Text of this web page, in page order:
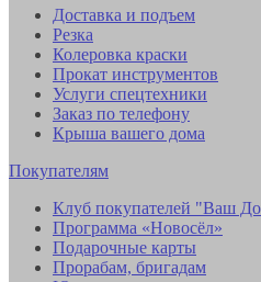
Доставка и подъем
Резка
Колеровка краски
Прокат инструментов
Услуги спецтехники
Заказ по телефону
Крыша вашего дома
Покупателям
Клуб покупателей "Ваш
Программа «Новосёл»
Подарочные карты
Прорабам, бригадам